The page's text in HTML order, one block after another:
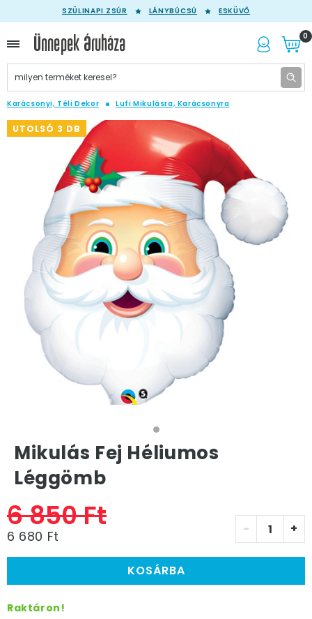
SZÜLINAPI ZSÚR LÁNYBÚCSÚ ESKÜVŐ
0
Karácsonyi, Téli Dekor Lufi Mikulásra, Karácsonyra
UTOLSÓ 3 DB
Mikulás Fej Héliumos
Léggömb
6 850 Ft
6 680 Ft - +
KOSÁRBA
Raktáron!